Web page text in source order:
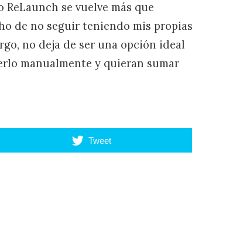
se vuelve más que
de no seguir teniendo mis propias
no deja de ser una opción ideal
manualmente y quieran sumar
Tweet